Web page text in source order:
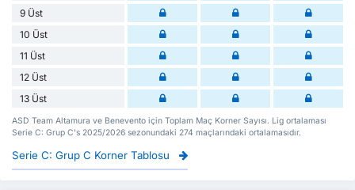
9 Üst
10 Üst
11 Üst
12 Üst
13 Üst
ASD Team Altamura ve Benevento için Toplam Maç Korner Sayısı. Lig ortalaması
Serie C: Grup C's 2025/2026 sezonundaki 274 maçlarındaki ortalamasıdır.
Serie C: Grup C Korner Tablosu